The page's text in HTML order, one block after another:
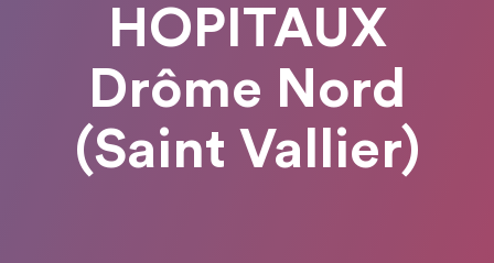
HOPITAUX
Drôme Nord
(Saint Vallier)